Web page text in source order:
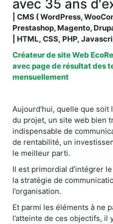
avec 35 ans
| CMS ( WordPress,
Prestashop, Magento,
| HTML, CSS, PHP,
Créateur de site Web
avec page de résultat des
mensuellement
Aujourd’hui, quelle que
du projet, un site web bien
indispensable de
de rentabilité, un
le meilleur parti.
Il est primordial d’intégrer
la stratégie de
l’organisation.
Et parmi les éléments à ne
l’atteinte de ces objectifs, il